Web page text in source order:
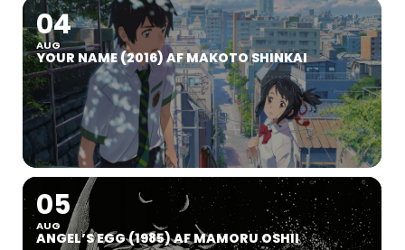
04
AUG
YOUR NAME (2016) AF MAKOTO SHINKAI
05
AUG
ANGEL’S EGG (1985) AF MAMORU OSHII